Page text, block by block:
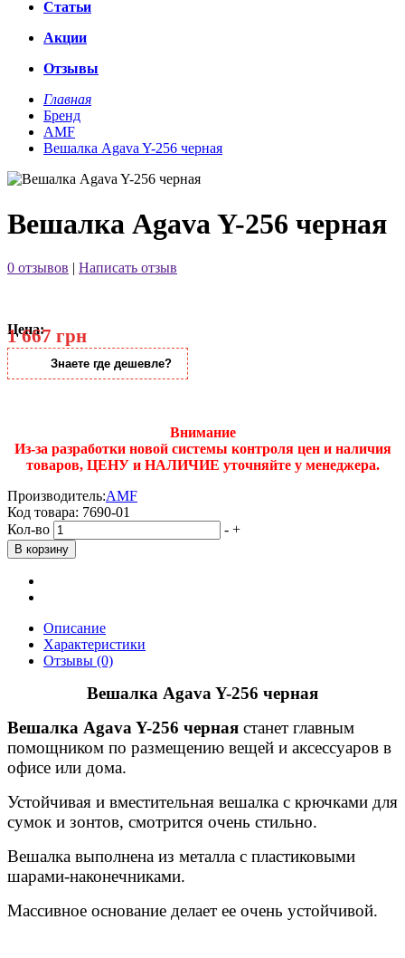
Статьи
Акции
Отзывы
Главная
Бренд
AMF
Вешалка Agava Y-256 черная
Вешалка Agava Y-256 черная
0 отзывов | Написать отзыв
Цена:
1 667 грн
Знаете где дешевле?
Внимание
Из-за разработки новой системы контроля цен и наличия
товаров, ЦЕНУ и НАЛИЧИЕ уточняйте у менеджера.
Производитель:AMF
Код товара: 7690-01
Кол-во
- +
Описание
Характеристики
Отзывы (0)
Вешалка Agava Y-256 черная
Вешалка Agava Y-256 черная станет главным
помощником по размещению вещей и аксессуаров в
офисе или дома.
Устойчивая и вместительная вешалка с крючками для
сумок и зонтов, смотрится очень стильно.
Вешалка выполнена из металла с пластиковыми
шарами-наконечниками.
Массивное основание делает ее очень устойчивой.